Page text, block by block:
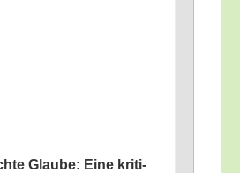
Glau­be: Eine kri­ti­